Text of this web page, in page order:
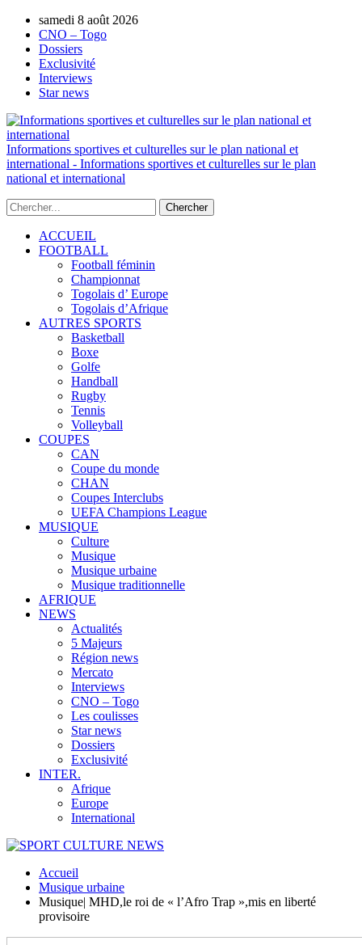
samedi 8 août 2026
CNO – Togo
Dossiers
Exclusivité
Interviews
Star news
Informations sportives et culturelles sur le plan national et
international - Informations sportives et culturelles sur le plan
national et international
ACCUEIL
FOOTBALL
Football féminin
Championnat
Togolais d’ Europe
Togolais d’Afrique
AUTRES SPORTS
Basketball
Boxe
Golfe
Handball
Rugby
Tennis
Volleyball
COUPES
CAN
Coupe du monde
CHAN
Coupes Interclubs
UEFA Champions League
MUSIQUE
Culture
Musique
Musique urbaine
Musique traditionnelle
AFRIQUE
NEWS
Actualités
5 Majeurs
Région news
Mercato
Interviews
CNO – Togo
Les coulisses
Star news
Dossiers
Exclusivité
INTER.
Afrique
Europe
International
Accueil
Musique urbaine
Musique| MHD,le roi de « l’Afro Trap »,mis en liberté
provisoire
AUTORISATION DE LA HAAC N°0134/